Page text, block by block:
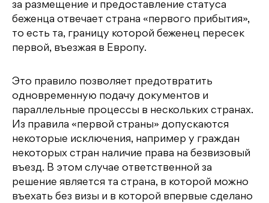
за размещение и предоставление статуса
беженца отвечает страна «первого прибытия»,
то есть та, границу которой беженец пересек
первой, въезжая в Европу.
Это правило позволяет предотвратить
одновременную подачу документов и
параллельные процессы в нескольких странах.
Из правила «первой страны» допускаются
некоторые исключения, например у граждан
некоторых стран наличие права на безвизовый
въезд. В этом случае ответственной за
решение является та страна, в которой можно
въехать без визы и в которой впервые сделано